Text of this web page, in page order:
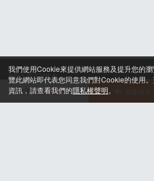
我們使用Cookie來提供網站服務及提升您的
覽此網站即代表您同意我們對Cookie的使用
資訊，請查看我們的隱私權聲明。
活動選單
關於筆記報名
聯絡我們*
合作諮詢